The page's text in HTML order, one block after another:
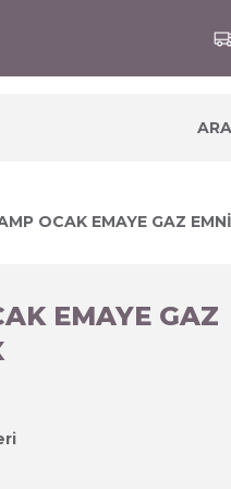
ARA
OCAK EMAYE GAZ
EMAYE GAZ